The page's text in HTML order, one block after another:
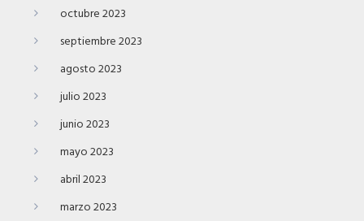
octubre 2023
septiembre 2023
agosto 2023
julio 2023
junio 2023
mayo 2023
abril 2023
marzo 2023